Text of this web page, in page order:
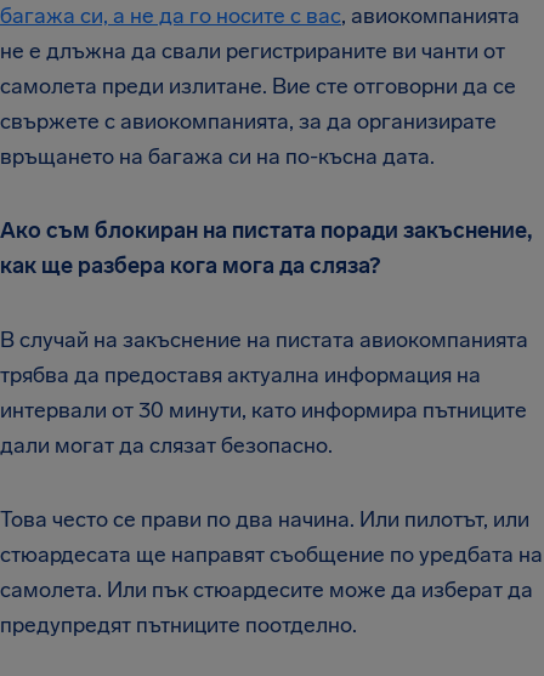
багажа си, а не да го носите с вас, авиокомпанията
не е длъжна да свали регистрираните ви чанти от
самолета преди излитане. Вие сте отговорни да се
свържете с авиокомпанията, за да организирате
връщането на багажа си на по-късна дата.
Ако съм блокиран на пистата поради закъснение,
как ще разбера кога мога да сляза?
В случай на закъснение на пистата авиокомпанията
трябва да предоставя актуална информация на
интервали от 30 минути, като информира пътниците
дали могат да слязат безопасно.
Това често се прави по два начина. Или пилотът, или
стюардесата ще направят съобщение по уредбата на
самолета. Или пък стюардесите може да изберат да
предупредят пътниците поотделно.